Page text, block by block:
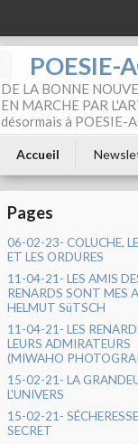
POESIE-
DE LA BONNE
EN MARCHE PAR
désormais à POESIE-
Accueil
Pages
06-02-23- COLUCHE,
ET LES ORDURES
11-04-21- LES AMIS
RENARDS SONT MES
HELMUT SüTSCH
11-04-21- LES
LEURS ADMIRATEURS
(MIWAHO
15-02-21- LA
L'UNIVERS
15-02-21-
SECRET